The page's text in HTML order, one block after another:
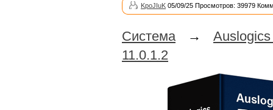
KpoJIuK 05/09/25 Просмотров: 39979
Система →
11.0.1.2